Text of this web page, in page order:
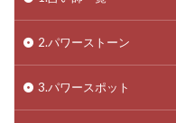
2.パワーストーン
3.パワースポット